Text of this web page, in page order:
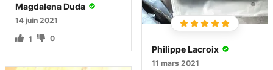
Magdalena Duda
14 juin 2021
1 0
Philippe Lacroix
11 mars 2021